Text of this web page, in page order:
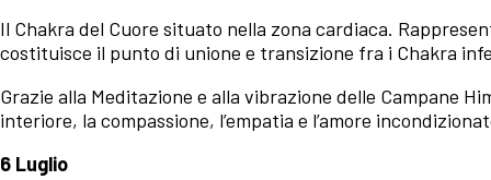
Il Chakra del Cuore situato nella zona cardiaca.
costituisce il punto di unione e transizione fra i Chakra
Grazie alla Meditazione e alla vibrazione delle Campane
interiore, la compassione, l’empatia e l’amore
6 Luglio